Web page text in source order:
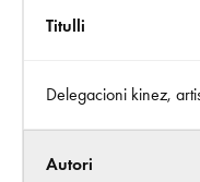
Titulli
Delegacioni kinez,
Autori